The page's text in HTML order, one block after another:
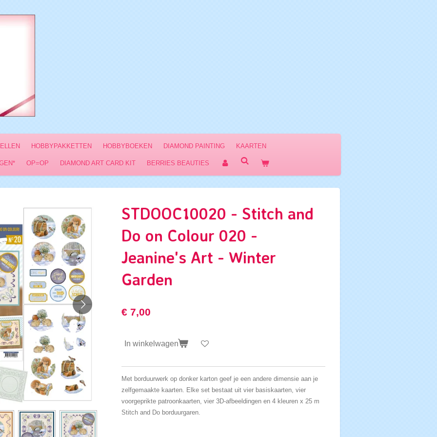
HOBBYPAKKETTEN HOBBYBOEKEN DIAMOND PAINTING KAARTEN
OP=OP DIAMOND ART CARD KIT BERRIES BEAUTIES
STDOOC10020 - Stitch and
Do on Colour 020 -
Jeanine's Art - Winter
Garden
€ 7,00
In winkelwagen
Met borduurwerk op donker karton geef je een andere dimensie aan je
zelfgemaakte kaarten. Elke set bestaat uit vier basiskaarten, vier
voorgeprikte patroonkaarten, vier 3D-afbeeldingen en 4 kleuren x 25 m
Stitch and Do borduurgaren.